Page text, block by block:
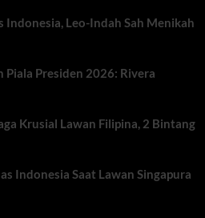
Indonesia, Leo-Indah Sah Menikah
Piala Presiden 2026: Rivera
Krusial Lawan Filipina, 2 Bintang
Indonesia Saat Lawan Singapura